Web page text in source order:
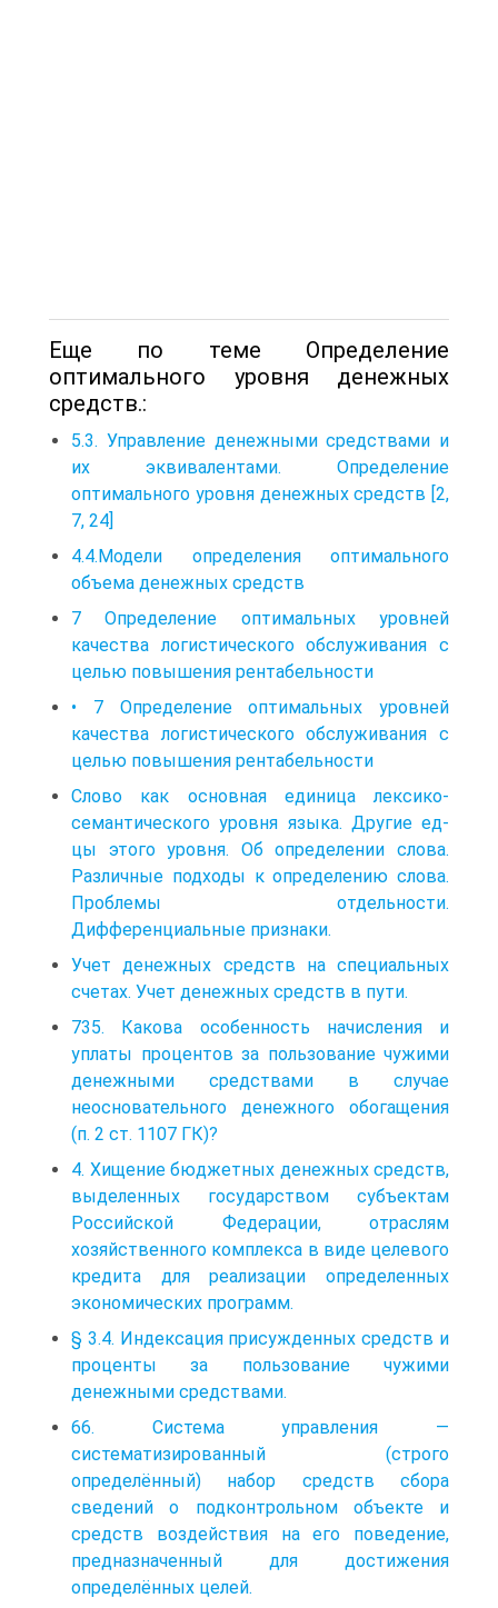
Еще по теме Определение
оптимального уровня денежных
средств.:
5.3. Управление денежными средствами и
их эквивалентами. Определение
оптимального уровня денежных средств [2,
7, 24]
4.4.Модели определения оптимального
объема денежных средств
7 Определение оптимальных уровней
качества логистического обслуживания с
целью повышения рентабельности
• 7 Определение оптимальных уровней
качества логистического обслуживания с
целью повышения рентабельности
Слово как основная единица лексико-
семантического уровня языка. Другие ед-
цы этого уровня. Об определении слова.
Различные подходы к определению слова.
Проблемы отдельности.
Дифференциальные признаки.
Учет денежных средств на специальных
счетах. Учет денежных средств в пути.
735. Какова особенность начисления и
уплаты процентов за пользование чужими
денежными средствами в случае
неосновательного денежного обогащения
(п. 2 ст. 1107 ГК)?
4. Хищение бюджетных денежных средств,
выделенных государством субъектам
Российской Федерации, отраслям
хозяйственного комплекса в виде целевого
кредита для реализации определенных
экономических программ.
§ 3.4. Индексация присужденных средств и
проценты за пользование чужими
денежными средствами.
66. Система управления —
систематизированный (строго
определённый) набор средств сбора
сведений о подконтрольном объекте и
средств воздействия на его поведение,
предназначенный для достижения
определённых целей.